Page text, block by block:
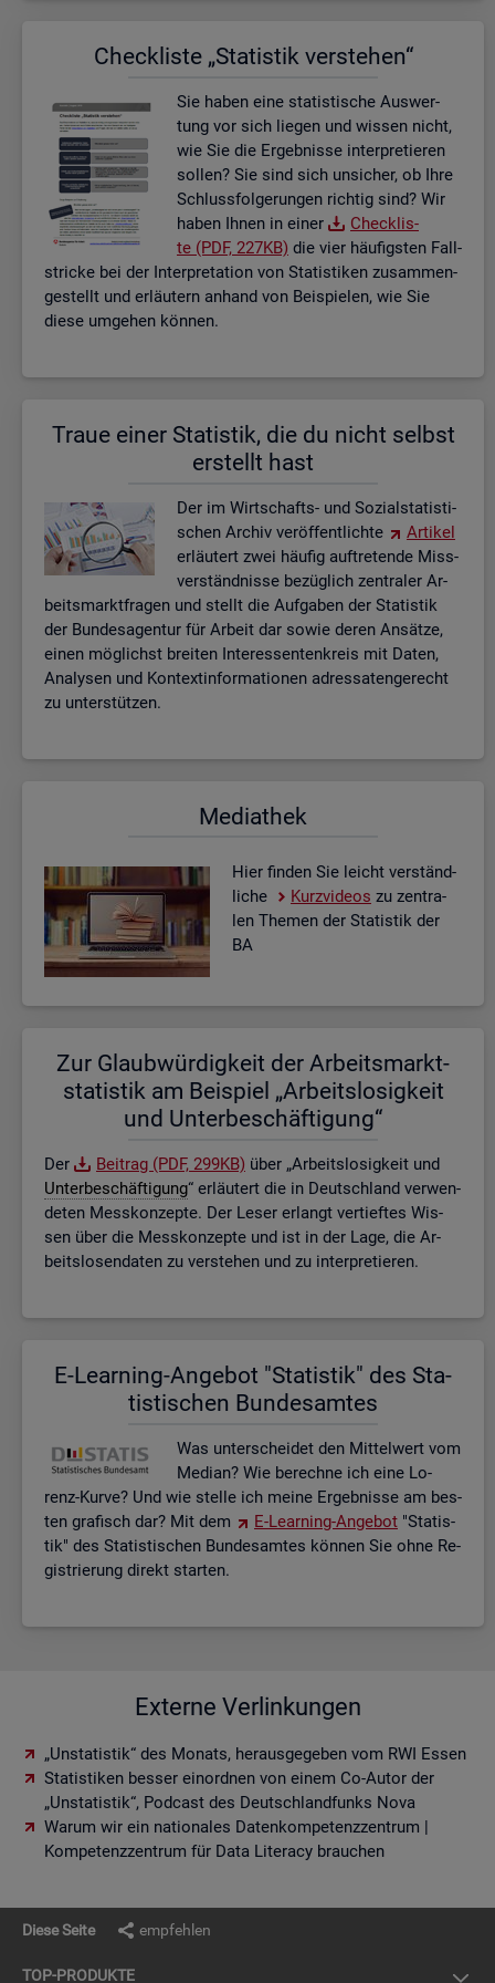
Check­lis­te „Sta­tis­tik ver­ste­hen“
Sie haben eine sta­tis­ti­sche Aus­wer­
tung vor sich lie­gen und wis­sen nicht,
wie Sie die Er­geb­nis­se in­ter­pre­tie­ren
sol­len? Sie sind sich un­si­cher, ob Ihre
Schluss­fol­ge­run­gen rich­tig sind? Wir
haben Ihnen in einer
Check­lis­
te (PDF, 227KB) die vier häu­figs­ten Fall­
stri­cke bei der In­ter­pre­ta­ti­on von Sta­tis­ti­ken zu­sam­men­
ge­stellt und er­läu­tern an­hand von Bei­spie­len, wie Sie
diese um­ge­hen kön­nen.
Traue einer Sta­tis­tik, die du nicht selbst
er­stellt hast
Der im Wirt­schafts- und So­zi­al­sta­tis­ti­
schen Ar­chiv ver­öf­fent­lich­te
Ar­ti­kel
er­läu­tert zwei häu­fig auf­tre­ten­de Miss­
ver­ständ­nis­se be­züg­lich zen­tra­ler Ar­
beits­markt­fra­gen und stellt die Auf­ga­ben der Sta­tis­tik
der Bun­des­agen­tur für Ar­beit dar sowie deren An­sät­ze,
einen mög­lichst brei­ten In­ter­es­sen­ten­kreis mit Daten,
Ana­ly­sen und Kon­text­in­for­ma­tio­nen adres­sa­ten­ge­recht
zu un­ter­stüt­zen.
Me­dia­thek
Hier fin­den Sie leicht ver­ständ­
li­che
Kurz­vi­de­os zu zen­tra­
len The­men der Sta­tis­tik der
BA
Zur Glaub­wür­dig­keit der Ar­beits­markt­
sta­tis­tik am Bei­spiel „Ar­beits­lo­sig­keit
und Un­ter­be­schäf­ti­gung“
Der Bei­trag (PDF, 299KB) über „Ar­beits­lo­sig­keit und
Un­ter­be­schäf­ti­gung“ er­läu­tert die in Deutsch­land ver­wen­
de­ten Mess­kon­zep­te. Der Leser er­langt ver­tief­tes Wis­
sen über die Mess­kon­zep­te und ist in der Lage, die Ar­
beits­lo­sen­da­ten zu ver­ste­hen und zu in­ter­pre­tie­ren.
E-Lear­ning-An­ge­bot "Sta­tis­tik" des Sta­
tis­ti­schen Bun­des­am­tes
Was un­ter­schei­det den Mit­tel­wert vom
Me­di­an? Wie be­rech­ne ich eine Lo­
renz-Kurve? Und wie stel­le ich meine Er­geb­nis­se am bes­
ten gra­fisch dar? Mit dem
E-Lear­ning-An­ge­bot "Sta­tis­
tik" des Sta­tis­ti­schen Bun­des­am­tes kön­nen Sie ohne Re­
gis­trie­rung di­rekt star­ten.
Externe Verlinkungen
„Unstatistik“ des Monats, herausgegeben vom RWI Essen
Statistiken besser einordnen von einem Co-Autor der
„Unstatistik“, Podcast des Deutschlandfunks Nova
Warum wir ein nationales Datenkompetenzzentrum |
Kompetenzzentrum für Data Literacy brauchen
Diese Seite empfehlen
TOP-PRO­DUK­TE